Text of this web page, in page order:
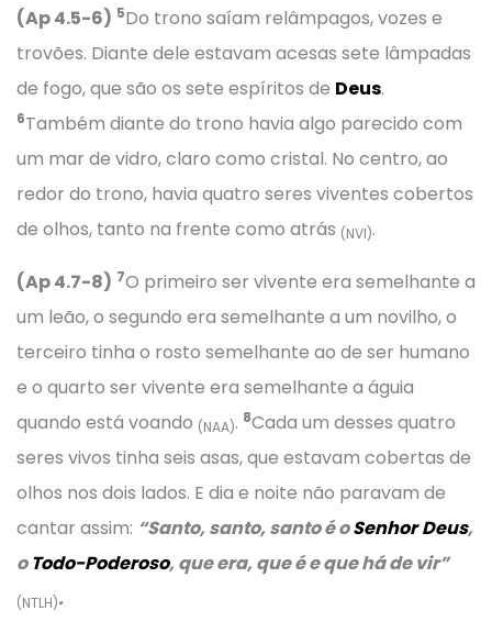
(Ap 4.5-6) 5Do trono saíam relâmpagos, vozes e
trovões. Diante dele estavam acesas sete lâmpadas
de fogo, que são os sete espíritos de Deus.
6Também diante do trono havia algo parecido com
um mar de vidro, claro como cristal. No centro, ao
redor do trono, havia quatro seres viventes cobertos
de olhos, tanto na frente como atrás (NVI).
(Ap 4.7-8) 7O primeiro ser vivente era semelhante a
um leão, o segundo era semelhante a um novilho, o
terceiro tinha o rosto semelhante ao de ser humano
e o quarto ser vivente era semelhante a águia
quando está voando (NAA). 8Cada um desses quatro
seres vivos tinha seis asas, que estavam cobertas de
olhos nos dois lados. E dia e noite não paravam de
cantar assim: “Santo, santo, santo é oSenhor Deus,
oTodo-Poderoso, que era, que é e que há de vir”
(NTLH).